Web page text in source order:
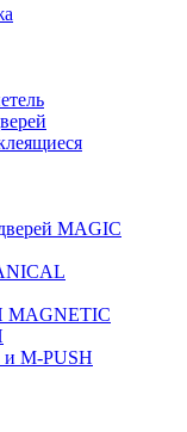
MAGIC
MAGNETIC
M-PUSH